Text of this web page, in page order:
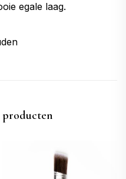
egale laag.